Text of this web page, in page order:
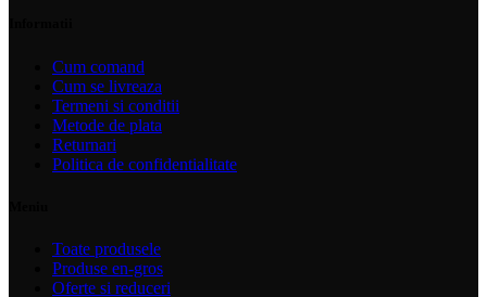
Cum comand
Cum se livreaza
Termeni si conditii
Metode de plata
Returnari
Politica de confidentialitate
Toate produsele
Produse en-gros
Oferte si reduceri